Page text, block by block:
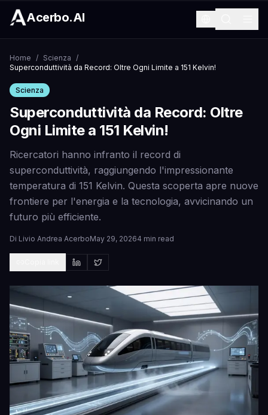
Acerbo.AI
Home / Scienza /
Superconduttività da Record: Oltre Ogni Limite a 151 Kelvin!
Scienza
Superconduttività da Record: Oltre
Ogni Limite a 151 Kelvin!
Ricercatori hanno infranto il record di
superconduttività, raggiungendo l'impressionante
temperatura di 151 Kelvin. Questa scoperta apre nuove
frontiere per l'energia e la tecnologia, avvicinando un
futuro più efficiente.
Di Livio Andrea AcerboMay 29, 20264 min read